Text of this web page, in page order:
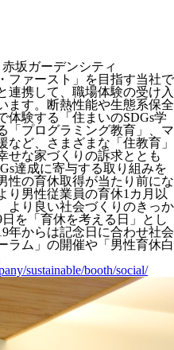
坂ガーデンシティ
ファースト」を目指す当社で
連携して、職場体験の受け入
ます。断熱性能や生態系保全
体験する「住まいのSDGs学
「プログラミング教育」、マ
ど、さまざまな「住教育」
せな家づくりの訴求ととも
達成に寄与する取り組みを
性の育休取得が当たり前にな
り男性従業員の育休1カ月以
より良い社会づくりのきっか
を「育休を考える日」とし
年からは記念日に合わせ社会
ラム」の開催や「男性育休白
sustainable/booth/social/